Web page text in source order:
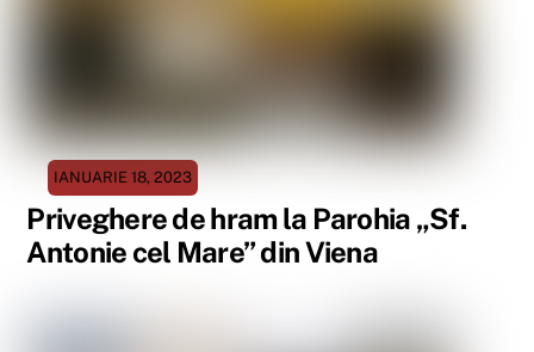
IANUARIE 18, 2023
Priveghere de hram la Parohia „Sf.
Antonie cel Mare” din Viena